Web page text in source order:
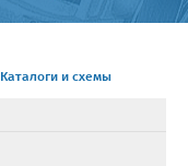
Каталоги и схемы